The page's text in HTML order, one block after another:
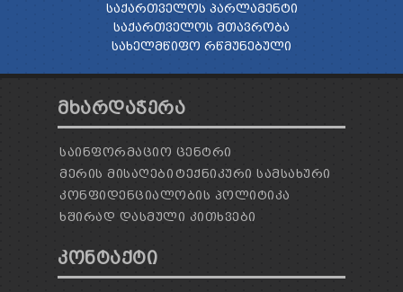
ᲡᲐᲥᲐᲠᲗᲕᲔᲚᲝᲡ ᲞᲐᲠᲚᲐᲛᲔᲜᲢᲘ
ᲡᲐᲥᲐᲠᲗᲕᲔᲚᲝᲡ ᲛᲗᲐᲕᲠᲝᲑᲐ
ᲡᲐᲮᲔᲚᲛᲬᲘᲤᲝ ᲠᲬᲛᲣᲜᲔᲑᲣᲚᲘ
ᲛᲮᲐᲠᲓᲐᲭᲔᲠᲐ
ᲡᲐᲘᲜᲤᲝᲠᲛᲐᲪᲘᲝ ᲪᲔᲜᲢᲠᲘ
ᲛᲔᲠᲘᲡ ᲛᲘᲡᲐᲦᲔᲑᲘᲢᲔᲥᲜᲘᲙᲣᲠᲘ ᲡᲐᲛᲡᲐᲮᲣᲠᲘ
ᲙᲝᲜᲤᲘᲓᲔᲜᲪᲘᲐᲚᲝᲑᲘᲡ ᲞᲝᲚᲘᲢᲘᲙᲐ
ᲮᲨᲘᲠᲐᲓ ᲓᲐᲡᲛᲣᲚᲘ ᲙᲘᲗᲮᲕᲔᲑᲘ
ᲙᲝᲜᲢᲐᲥᲢᲘ